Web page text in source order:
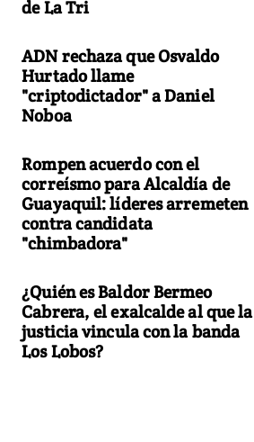
de La Tri
ADN rechaza que Osvaldo
Hurtado llame
"criptodictador" a Daniel
Noboa
Rompen acuerdo con el
correísmo para Alcaldía de
Guayaquil: líderes arremeten
contra candidata
"chimbadora"
¿Quién es Baldor Bermeo
Cabrera, el exalcalde al que la
justicia vincula con la banda
Los Lobos?